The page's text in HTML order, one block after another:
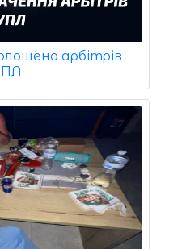
арбітрів